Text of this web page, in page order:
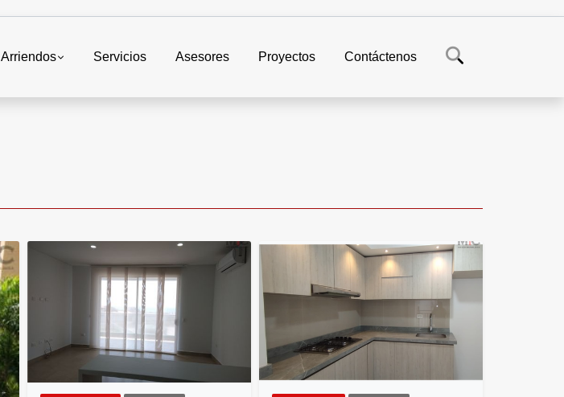
Arriendos Servicios Asesores Proyectos Contáctenos